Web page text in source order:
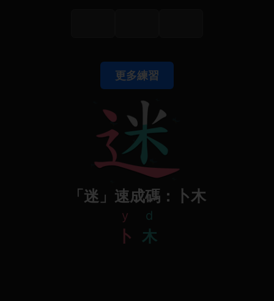
更多練習
「迷」速成碼：卜木
y
卜
d
木